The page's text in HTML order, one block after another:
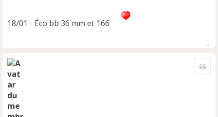
18/01 - Éco bb 36 mm et 166